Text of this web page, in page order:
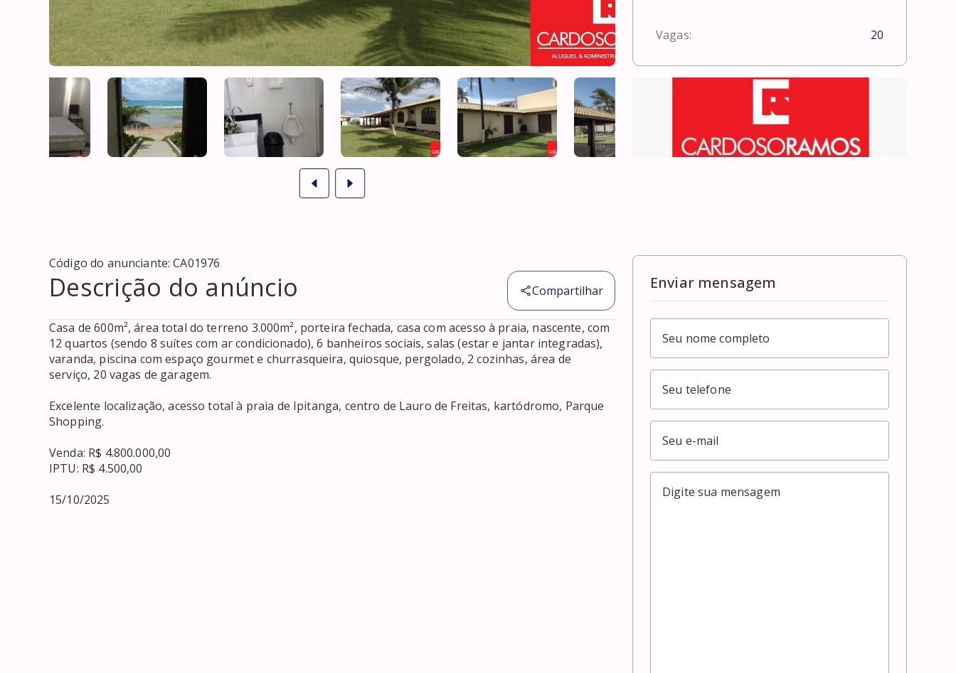
Vagas: 20
Código do anunciante:CA01976
Descrição do anúncio Compartilhar
Casa de 600m², área total do terreno 3.000m², porteira fechada, casa com acesso à praia, nascente, com
12 quartos (sendo 8 suítes com ar condicionado), 6 banheiros sociais, salas (estar e jantar integradas),
varanda, piscina com espaço gourmet e churrasqueira, quiosque, pergolado, 2 cozinhas, área de
serviço, 20 vagas de garagem.
Excelente localização, acesso total à praia de Ipitanga, centro de Lauro de Freitas, kartódromo, Parque
Shopping.
Venda: R$ 4.800.000,00
IPTU: R$ 4.500,00
15/10/2025
Enviar mensagem